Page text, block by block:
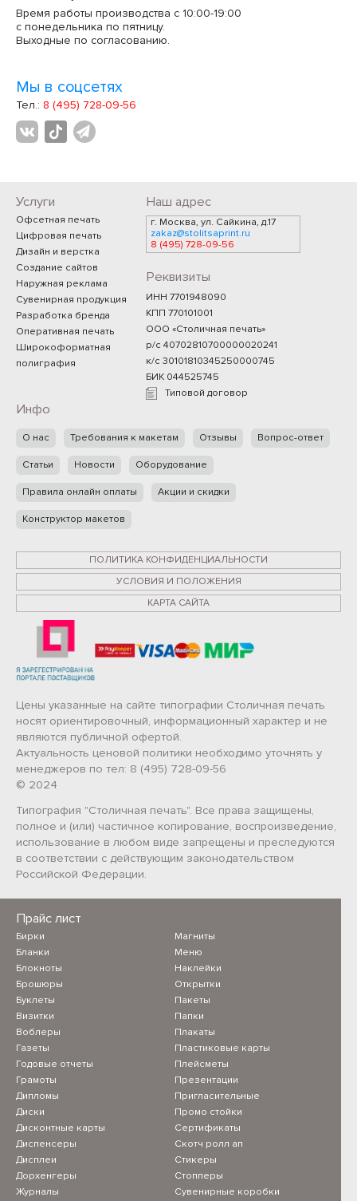
Время работы производства с 10:00-19:00
с понедельника по пятницу.
Выходные по согласованию.
Мы в соцсетях
Тел.: 8 (495) 728-09-56
Прайс лист
Бирки
Бланки
Блокноты
Брошюры
Буклеты
Визитки
Воблеры
Газеты
Годовые отчеты
Грамоты
Дипломы
Диски
Дисконтные карты
Диспенсеры
Дисплеи
Дорхенгеры
Журналы
Магниты
Меню
Наклейки
Открытки
Пакеты
Папки
Плакаты
Пластиковые карты
Плейсметы
Презентации
Пригласительные
Промо стойки
Сертификаты
Скотч ролл ап
Стикеры
Стопперы
Сувенирные коробки
Услуги
Офсетная печать
Цифровая печать
Дизайн и верстка
Создание сайтов
Наружная реклама
Сувенирная продукция
Разработка бренда
Оперативная печать
Широкоформатная
полиграфия
Наш адрес
г. Москва, ул. Сайкина, д.17
zakaz@stolitsaprint.ru
8 (495) 728-09-56
Реквизиты
ИНН 7701948090
КПП 770101001
ООО «Столичная печать»
р/с 40702810700000020241
к/с 30101810345250000745
БИК 044525745
Типовой договор
Инфо
О нас Требования к макетам Отзывы Вопрос-ответ
Статьи Новости Оборудование
Правила онлайн оплаты Акции и скидки
Конструктор макетов
ПОЛИТИКА КОНФИДЕНЦИАЛЬНОСТИ
УСЛОВИЯ И ПОЛОЖЕНИЯ
КАРТА САЙТА
Цены указанные на сайте типографии Столичная печать
носят ориентировочный, информационный характер и не
являются публичной офертой.
Актуальность ценовой политики необходимо уточнять у
менеджеров по тел: 8 (495) 728-09-56
© 2024
Типография "Столичная печать". Все права защищены,
полное и (или) частичное копирование, воспроизведение,
использование в любом виде запрещены и преследуются
в соответствии с действующим законодательством
Российской Федерации.